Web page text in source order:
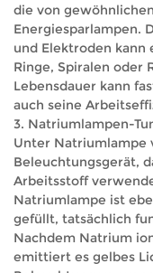
die von
Energiesparlampen.
und Elektroden kann
Ringe, Spiralen oder
Lebensdauer kann
auch seine
3. Natriumlampen-
Unter Natriumlampe
Beleuchtungsgerät,
Arbeitsstoff
Natriumlampe ist
gefüllt, tatsächlich
Nachdem Natrium
emittiert es gelbes